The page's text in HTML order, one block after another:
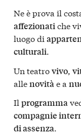
Ne è prova il
affezionatiche
luogo di
culturali.
Un teatrovivo,
allenovitàe a
Il programma
compagnie
di assenza.